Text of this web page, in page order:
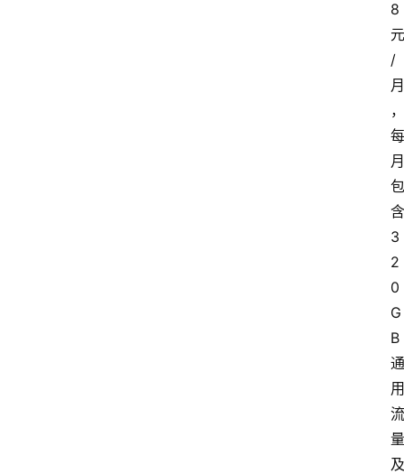
8
元
/
月
，
每
月
包
含
3
2
0
G
B
通
用
流
量
及